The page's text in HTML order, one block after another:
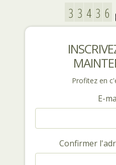
Profitez en
E-
Confirmer